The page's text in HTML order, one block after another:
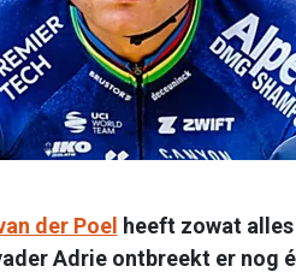
der Poel heeft zowat
Adrie ontbreekt er nog